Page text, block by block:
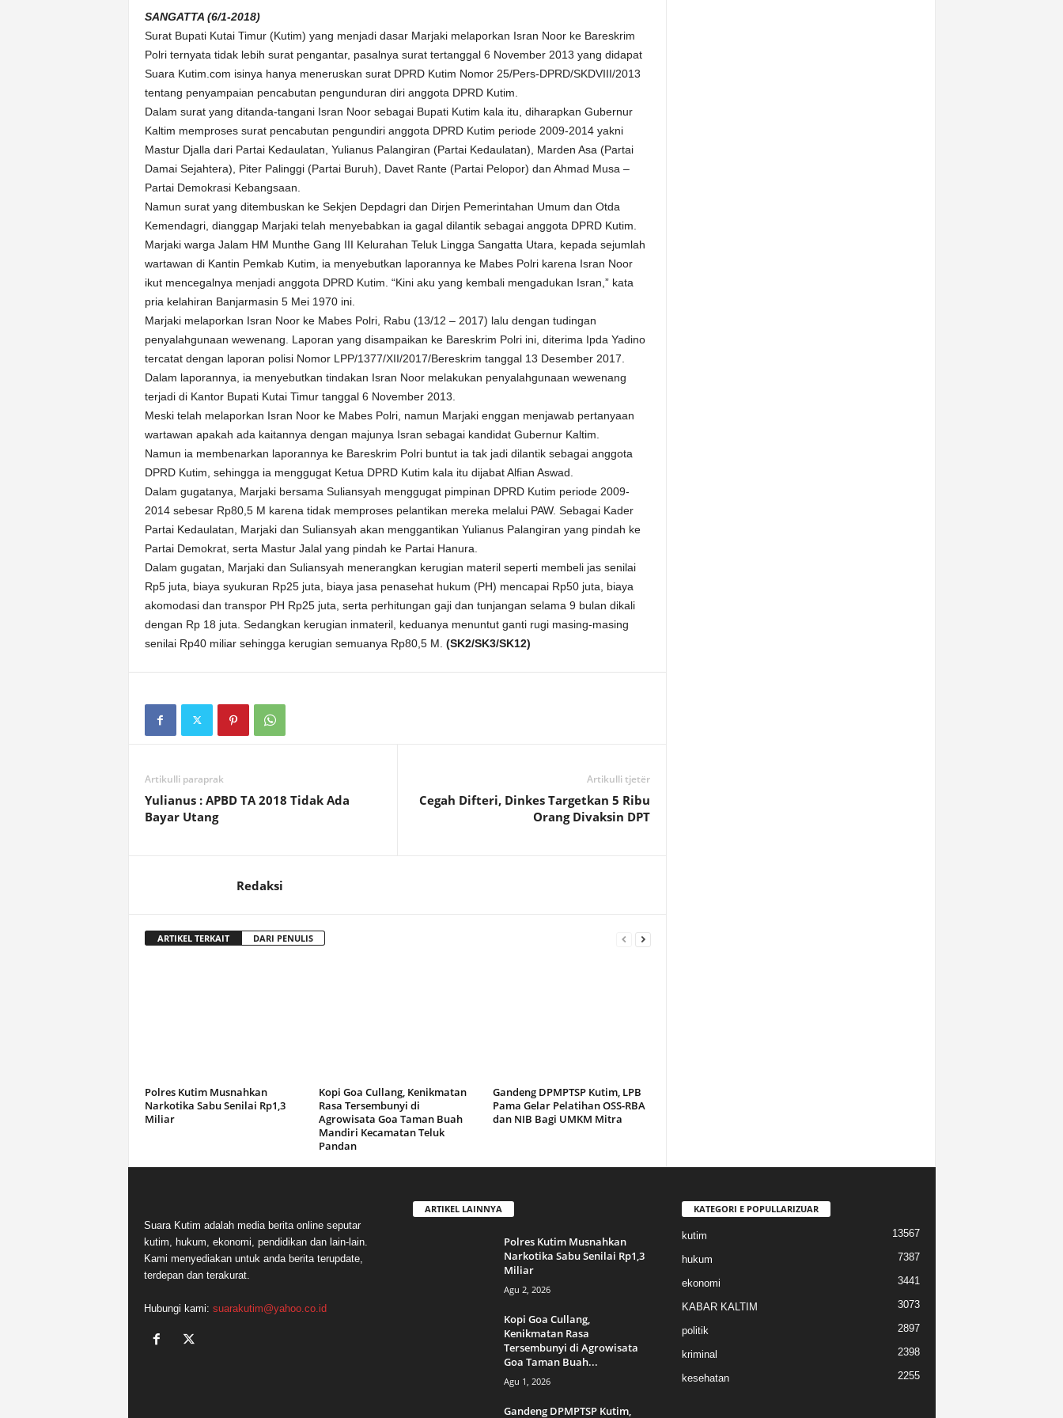
SANGATTA (6/1-2018)
Surat Bupati Kutai Timur (Kutim) yang menjadi dasar Marjaki melaporkan Isran Noor ke Bareskrim
Polri ternyata tidak lebih surat pengantar, pasalnya surat tertanggal 6 November 2013 yang didapat
Suara Kutim.com isinya hanya meneruskan surat DPRD Kutim Nomor 25/Pers-DPRD/SKDVIII/2013
tentang penyampaian pencabutan pengunduran diri anggota DPRD Kutim.
Dalam surat yang ditanda-tangani Isran Noor sebagai Bupati Kutim kala itu, diharapkan Gubernur
Kaltim memproses surat pencabutan pengundiri anggota DPRD Kutim periode 2009-2014 yakni
Mastur Djalla dari Partai Kedaulatan, Yulianus Palangiran (Partai Kedaulatan), Marden Asa (Partai
Damai Sejahtera), Piter Palinggi (Partai Buruh), Davet Rante (Partai Pelopor) dan Ahmad Musa –
Partai Demokrasi Kebangsaan.
Namun surat yang ditembuskan ke Sekjen Depdagri dan Dirjen Pemerintahan Umum dan Otda
Kemendagri, dianggap Marjaki telah menyebabkan ia gagal dilantik sebagai anggota DPRD Kutim.
Marjaki warga Jalam HM Munthe Gang III Kelurahan Teluk Lingga Sangatta Utara, kepada sejumlah
wartawan di Kantin Pemkab Kutim, ia menyebutkan laporannya ke Mabes Polri karena Isran Noor
ikut mencegalnya menjadi anggota DPRD Kutim. “Kini aku yang kembali mengadukan Isran,” kata
pria kelahiran Banjarmasin 5 Mei 1970 ini.
Marjaki melaporkan Isran Noor ke Mabes Polri, Rabu (13/12 – 2017) lalu dengan tudingan
penyalahgunaan wewenang. Laporan yang disampaikan ke Bareskrim Polri ini, diterima Ipda Yadino
tercatat dengan laporan polisi Nomor LPP/1377/XII/2017/Bereskrim tanggal 13 Desember 2017.
Dalam laporannya, ia menyebutkan tindakan Isran Noor melakukan penyalahgunaan wewenang
terjadi di Kantor Bupati Kutai Timur tanggal 6 November 2013.
Meski telah melaporkan Isran Noor ke Mabes Polri, namun Marjaki enggan menjawab pertanyaan
wartawan apakah ada kaitannya dengan majunya Isran sebagai kandidat Gubernur Kaltim.
Namun ia membenarkan laporannya ke Bareskrim Polri buntut ia tak jadi dilantik sebagai anggota
DPRD Kutim, sehingga ia menggugat Ketua DPRD Kutim kala itu dijabat Alfian Aswad.
Dalam gugatanya, Marjaki bersama Suliansyah menggugat pimpinan DPRD Kutim periode 2009-
2014 sebesar Rp80,5 M karena tidak memproses pelantikan mereka melalui PAW. Sebagai Kader
Partai Kedaulatan, Marjaki dan Suliansyah akan menggantikan Yulianus Palangiran yang pindah ke
Partai Demokrat, serta Mastur Jalal yang pindah ke Partai Hanura.
Dalam gugatan, Marjaki dan Suliansyah menerangkan kerugian materil seperti membeli jas senilai
Rp5 juta, biaya syukuran Rp25 juta, biaya jasa penasehat hukum (PH) mencapai Rp50 juta, biaya
akomodasi dan transpor PH Rp25 juta, serta perhitungan gaji dan tunjangan selama 9 bulan dikali
dengan Rp 18 juta. Sedangkan kerugian inmateril, keduanya menuntut ganti rugi masing-masing
senilai Rp40 miliar sehingga kerugian semuanya Rp80,5 M. (SK2/SK3/SK12)
Artikulli paraprak
Yulianus : APBD TA 2018 Tidak Ada
Bayar Utang
Artikulli tjetër
Cegah Difteri, Dinkes Targetkan 5 Ribu
Orang Divaksin DPT
Redaksi
ARTIKEL TERKAIT DARI PENULIS
Polres Kutim Musnahkan
Narkotika Sabu Senilai Rp1,3
Miliar
Kopi Goa Cullang, Kenikmatan
Rasa Tersembunyi di
Agrowisata Goa Taman Buah
Mandiri Kecamatan Teluk
Pandan
Gandeng DPMPTSP Kutim, LPB
Pama Gelar Pelatihan OSS-RBA
dan NIB Bagi UMKM Mitra
Suara Kutim adalah media berita online seputar
kutim, hukum, ekonomi, pendidikan dan lain-lain.
Kami menyediakan untuk anda berita terupdate,
terdepan dan terakurat.
Hubungi kami: suarakutim@yahoo.co.id
ARTIKEL LAINNYA
Polres Kutim Musnahkan
Narkotika Sabu Senilai Rp1,3
Miliar
Agu 2, 2026
Kopi Goa Cullang,
Kenikmatan Rasa
Tersembunyi di Agrowisata
Goa Taman Buah...
Agu 1, 2026
Gandeng DPMPTSP Kutim,
KATEGORI E POPULLARIZUAR
kutim 13567
hukum 7387
ekonomi 3441
KABAR KALTIM 3073
politik 2897
kriminal 2398
kesehatan 2255